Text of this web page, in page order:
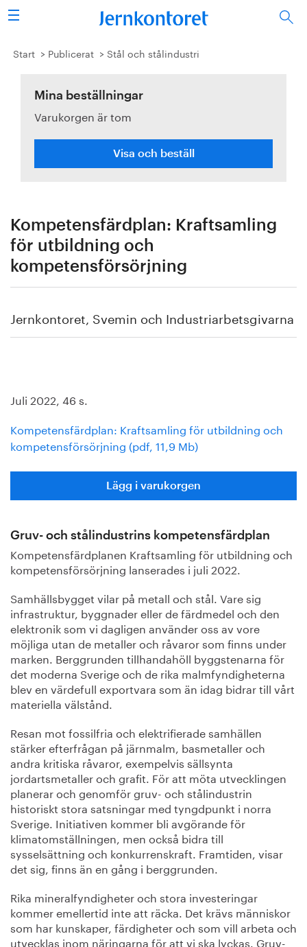
Sök
Stålindustrin
Vision 2050
Forskning/utbildning
Publicerat
Bildbank
Om oss
Start Publicerat Stål och stålindustri
Mina beställningar
Varukorgen är tom
Visa och beställ
Kompetensfärdplan: Kraftsamling
för utbildning och
kompetensförsörjning
Jernkontoret, Svemin och Industriarbetsgivarna
Juli 2022, 46 s.
Kompetensfärdplan: Kraftsamling för utbildning och
kompetensförsörjning (pdf, 11,9 Mb)
Lägg i varukorgen
Gruv- och stålindustrins kompetensfärdplan
Kompetensfärdplanen Kraftsamling för utbildning och
kompetensförsörjning lanserades i juli 2022.
Samhällsbygget vilar på metall och stål. Vare sig
infrastruktur, byggnader eller de färdmedel och den
elektronik som vi dagligen använder oss av vore
möjliga utan de metaller och råvaror som finns under
marken. Berggrunden tillhandahöll byggstenarna för
det moderna Sverige och de rika malmfyndigheterna
blev en värdefull exportvara som än idag bidrar till vårt
materiella välstånd.
Resan mot fossilfria och elektrifierade samhällen
stärker efterfrågan på järnmalm, basmetaller och
andra kritiska råvaror, exempelvis sällsynta
jordartsmetaller och grafit. För att möta utvecklingen
planerar och genomför gruv- och stålindustrin
historiskt stora satsningar med tyngdpunkt i norra
Sverige. Initiativen kommer bli avgörande för
klimatomställningen, men också bidra till
sysselsättning och konkurrenskraft. Framtiden, visar
det sig, finns än en gång i berggrunden.
Rika mineralfyndigheter och stora investeringar
kommer emellertid inte att räcka. Det krävs människor
som har kunskaper, färdigheter och som vill arbeta och
utvecklas inom näringarna för att vi ska lyckas. Gruv-